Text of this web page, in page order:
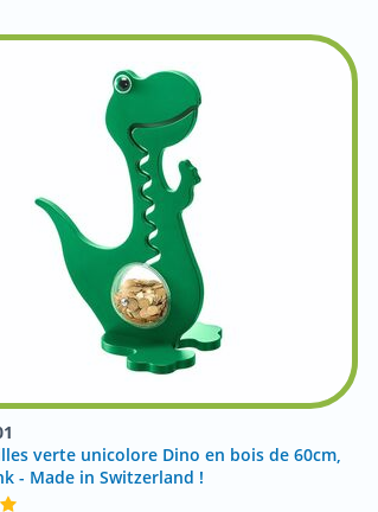
verte unicolore Dino en bois de 60cm,
- Made in Switzerland !